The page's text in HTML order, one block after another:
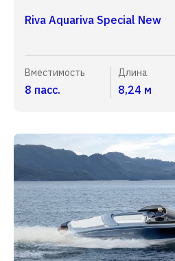
Riva Aquariva Special New
Вместимость
8 пасс.
Длина
8,24 м